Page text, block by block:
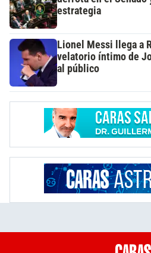
estrategia
Lionel Messi llega a
velatorio íntimo de
al público